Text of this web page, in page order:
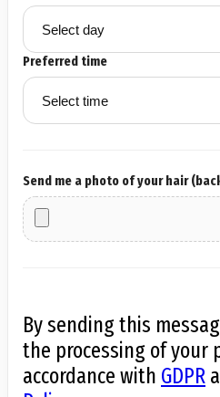
Preferred time
Send me a photo of your hair
By sending this
the processing of your
accordance with GDPR